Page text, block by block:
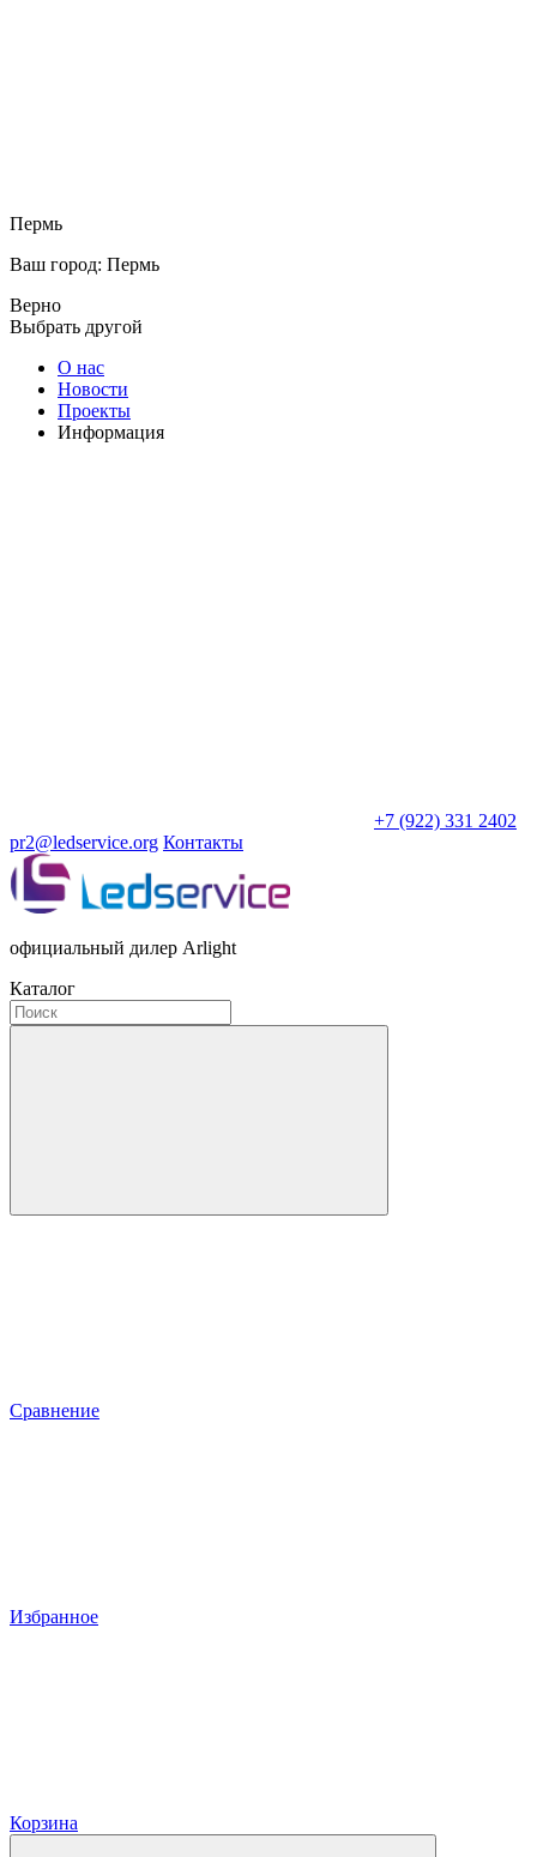
Пермь
Ваш город: Пермь
Верно
Выбрать другой
О нас
Новости
Проекты
Информация
+7 (922) 331 2402
pr2@ledservice.org Контакты
официальный дилер Arlight
Каталог
Сравнение
Избранное
Корзина